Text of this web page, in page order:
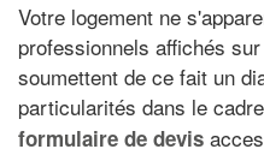
Votre logement ne
professionnels affichés
soumettent de ce fait un
particularités dans le
formulaire de devis